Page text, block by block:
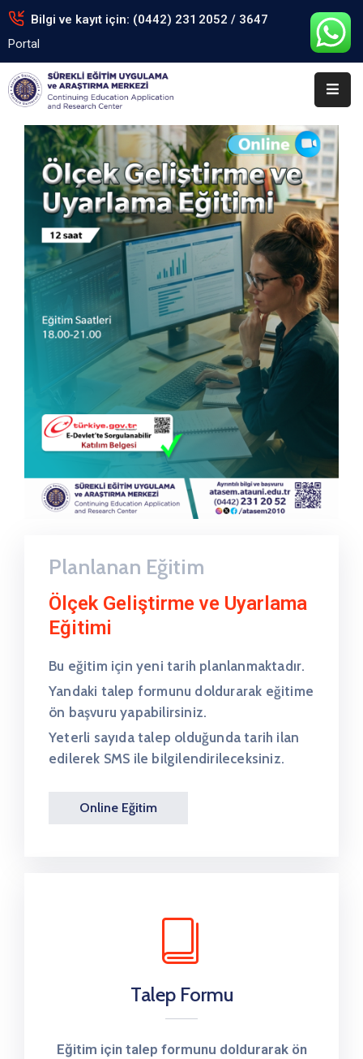
Bilgi ve kayıt için: (0442) 231 2052 / 3647
Portal
Anasayfa
Kurumsal
Eğitimler
Arşiv
Formlar
Portal
İletişim
Planlanan Eğitim
Ölçek Geliştirme ve Uyarlama
Eğitimi
Bu eğitim için yeni tarih planlanmaktadır.
Yandaki talep formunu doldurarak eğitime
ön başvuru yapabilirsiniz.
Yeterli sayıda talep olduğunda tarih ilan
edilerek SMS ile bilgilendirileceksiniz.
Online Eğitim
Talep Formu
Eğitim için talep formunu doldurarak ön